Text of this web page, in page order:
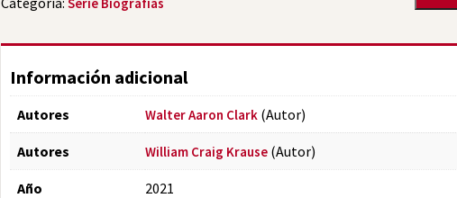
Información adicional
Autores Walter Aaron Clark(Autor)
Autores William Craig Krause(Autor)
Año 2021